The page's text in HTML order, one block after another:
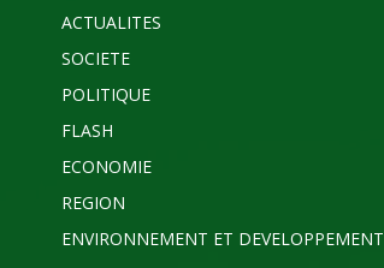
ACTUALITES
SOCIETE
POLITIQUE
FLASH
ECONOMIE
REGION
ENVIRONNEMENT ET DEVELOPPEMENT